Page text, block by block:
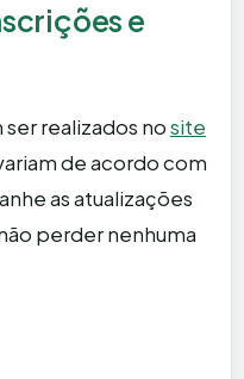
e
realizados nosite
de acordo com
as atualizações
perder nenhuma